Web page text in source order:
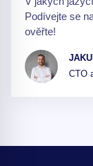
Podívejte se
ověřte!
CTO